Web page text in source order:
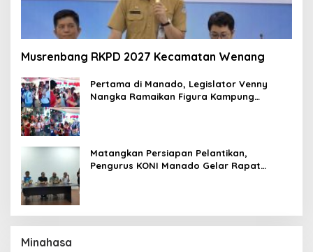
Musrenbang RKPD 2027 Kecamatan Wenang
Pertama di Manado, Legislator Venny
Nangka Ramaikan Figura Kampung
Matangkan Persiapan Pelantikan,
Pengurus KONI Manado Gelar Rapat
Minahasa